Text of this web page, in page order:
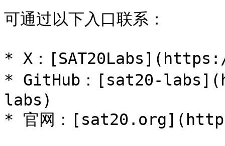
可通过以下入口联系：
* X：
* GitHub：[sat20-
labs)
* 官网：